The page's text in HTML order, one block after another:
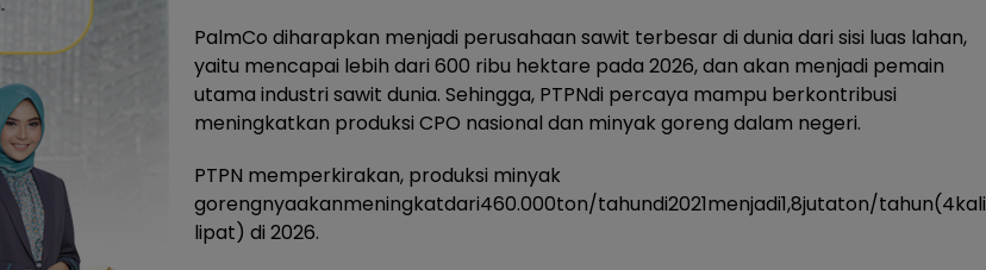
PalmCo diharapkan menjadi perusahaan sawit terbesar di dunia dari sisi luas lahan,
yaitu mencapai lebih dari 600 ribu hektare pada 2026, dan akan menjadi pemain
utama industri sawit dunia. Sehingga, PTPNdi percaya mampu berkontribusi
meningkatkan produksi CPO nasional dan minyak goreng dalam negeri.
PTPN memperkirakan, produksi minyak
gorengnyaakanmeningkatdari460.000ton/tahundi2021menjadi1,8jutaton/tahun(4kali
lipat) di 2026.